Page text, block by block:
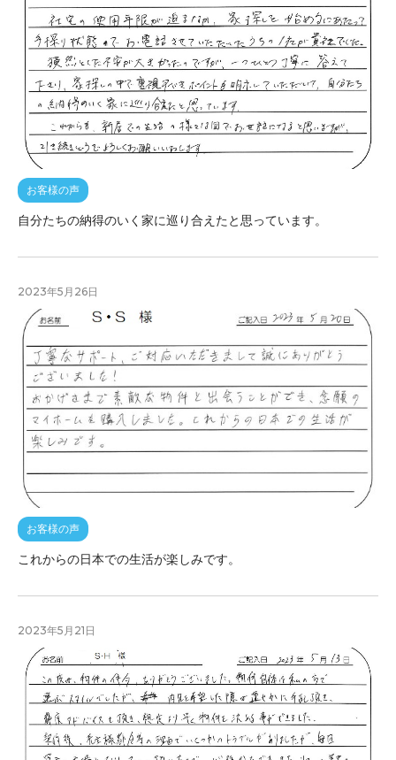
お客様の声
自分たちの納得のいく家に巡り合えたと思っています。
2023年5月26日
お客様の声
これからの日本での生活が楽しみです。
2023年5月21日